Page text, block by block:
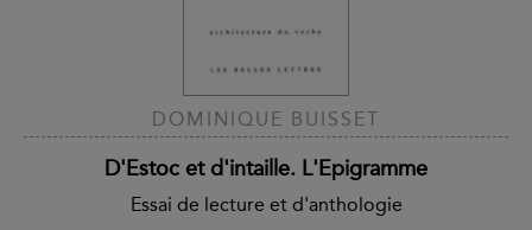
DOMINIQUE BUISSET
D'Estoc et d'intaille. L'Epigramme
Essai de lecture et d'anthologie